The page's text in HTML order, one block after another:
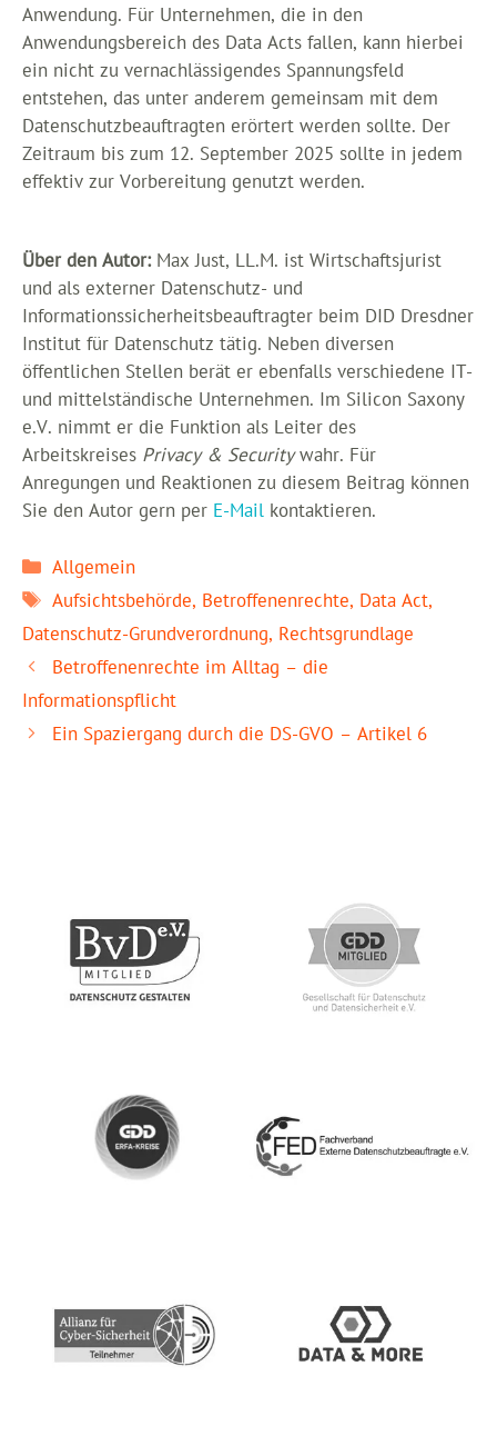
Anwendung. Für Unternehmen, die in den
Anwendungsbereich des Data Acts fallen, kann hierbei
ein nicht zu vernachlässigendes Spannungsfeld
entstehen, das unter anderem gemeinsam mit dem
Datenschutzbeauftragten erörtert werden sollte. Der
Zeitraum bis zum 12. September 2025 sollte in jedem
effektiv zur Vorbereitung genutzt werden.
Über den Autor:Max Just, LL.M. ist Wirtschaftsjurist
und als externer Datenschutz- und
Informationssicherheitsbeauftragter beim DID Dresdner
Institut für Datenschutz tätig. Neben diversen
öffentlichen Stellen berät er ebenfalls verschiedene IT-
und mittelständische Unternehmen. Im Silicon Saxony
e.V. nimmt er die Funktion als Leiter des
Arbeitskreises Privacy & Securitywahr. Für
Anregungen und Reaktionen zu diesem Beitrag können
Sie den Autor gern per E-Mail kontaktieren.
Kategorien
Allgemein
Schlagwörter
Aufsichtsbehörde, Betroffenenrechte, Data Act,
Datenschutz-Grundverordnung, Rechtsgrundlage
Betroffenenrechte im Alltag – die
Informationspflicht
Ein Spaziergang durch die DS-GVO – Artikel 6